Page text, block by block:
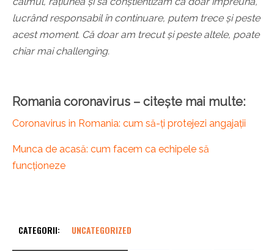
lucrând responsabil în continuare, putem trece și peste
acest moment. Că doar am trecut și peste altele, poate
chiar mai challenging.
Romania coronavirus – citește mai multe:
Coronavirus in Romania: cum să-ți protejezi angajații
Munca de acasă: cum facem ca echipele să
funcționeze
CATEGORII: UNCATEGORIZED